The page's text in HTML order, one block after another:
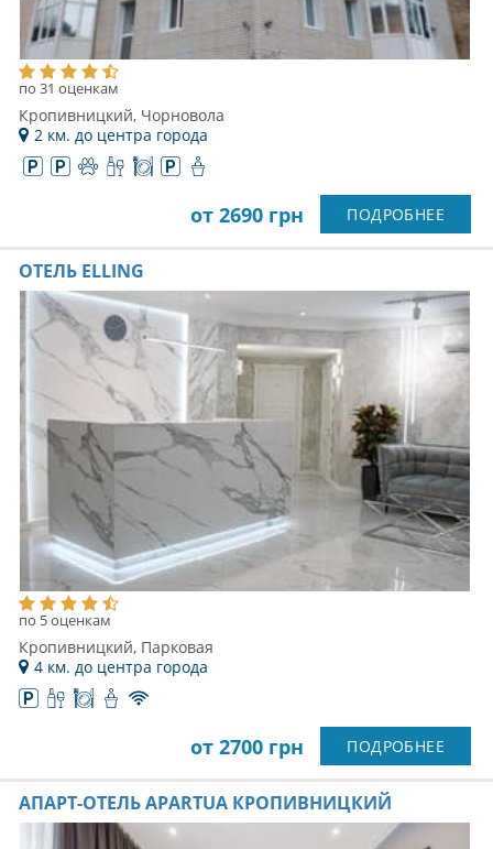
по 31 оценкам
Кропивницкий, Чорновола
2 км. до центра города
от 2690 грн ПОДРОБНЕЕ
ОТЕЛЬ ELLING
по 5 оценкам
Кропивницкий, Парковая
4 км. до центра города
от 2700 грн ПОДРОБНЕЕ
АПАРТ-ОТЕЛЬ APARTUA КРОПИВНИЦКИЙ